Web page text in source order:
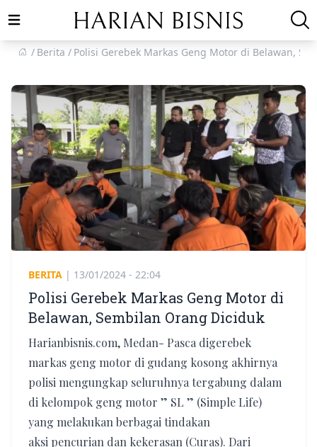
Open main menu
Berita
Polisi Gerebek Markas Geng Motor di Belawan,
BERITA | 13/01/2024 - 22:04
Polisi Gerebek Markas Geng Motor di
Belawan, Sembilan Orang Diciduk
Harianbisnis.com, Medan- Pasca digerebek
markas geng motor di gudang kosong akhirnya
polisi mengungkap seluruhnya tergabung dalam
di kelompok geng motor ” SL ” (Simple Life)
yang melakukan berbagai tindakan
aksi pencurian dan kekerasan (Curas). Dari